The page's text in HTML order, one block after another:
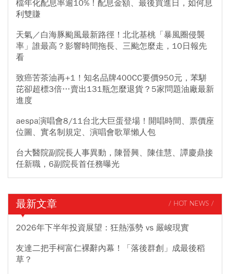
檔年化配息率逾10%！配息金額、最後買進日，如何息
利雙賺
天氣／白海豚颱風最新路徑！北北基桃「暴風圈侵襲
率」誰最高？影響時間拖長、三颱怎麼走，10日報先
看
致癌苦茶油再+1！知名品牌400CC要價950元，苯駢
芘卻超標3倍…賣出131瓶怎麼退貨？5家問題油廠最新
進度
aespa演唱會8/11台北大巨蛋登場！開唱時間、票價座
位圖、實名制規定、演唱會歌單懶人包
台大醫院副院長人事異動，陳晉興、陳佳慧、譚慶鼎接
任新職，6副院長首任務曝光
最新文章 / HOT NEWS /
2026年下半年投資展望：狂熱漲勢 vs 嚴峻現實
友達二把手柯富仁裸辭內幕！「落後群創」成最後稻
草？